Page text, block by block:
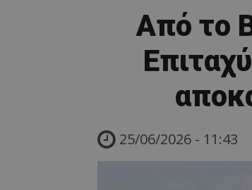
Από το
25/06/2026 - 11:43